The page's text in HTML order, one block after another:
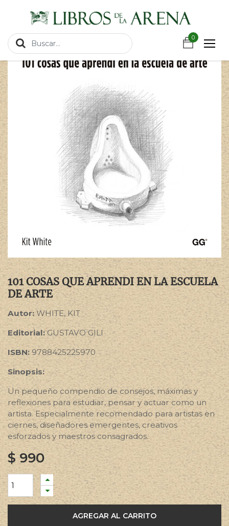
0
Productos
101 COSAS QUE APRENDI EN LA ESCUELA DE ARTE
101 COSAS QUE APRENDI EN LA ESCUELA
DE ARTE
Autor:WHITE, KIT
Editorial:GUSTAVO GILI
ISBN: 9788425225970
Sinopsis:
Un pequeño compendio de consejos, máximas y
reflexiones para estudiar, pensar y actuar como un
artista. Especialmente recomendado para artistas en
ciernes, diseñadores emergentes, creativos
esforzados y maestros consagrados.
$990
AGREGAR AL CARRITO